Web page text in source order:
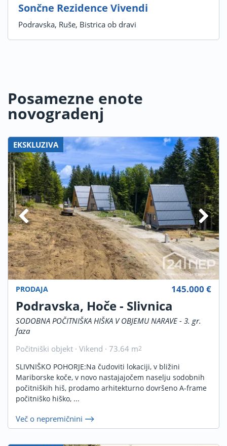
Sončne Rezidence Vivendi
Podravska, Ruše, Bistrica ob dravi
Posamezne enote
novogradenj
EKSKLUZIVA
PRODAJA
Podravska, Hoče - Slivnica
SODOBNA POČITNIŠKA HIŠKA V OBJEMU NARAVE - 3. gr.
faza
Počitniški objekt · Vikend · 73.64 m2
145.000 €
SLIVNIŠKO POHORJE:Na čudoviti lokaciji, v bližini
Mariborske koče, v novo nastajajočem naselju sodobnih
počitniških hiš, prodamo arhitekturno dovršeno A-frame
počitniško hiško, ...
Več o nepremičnini